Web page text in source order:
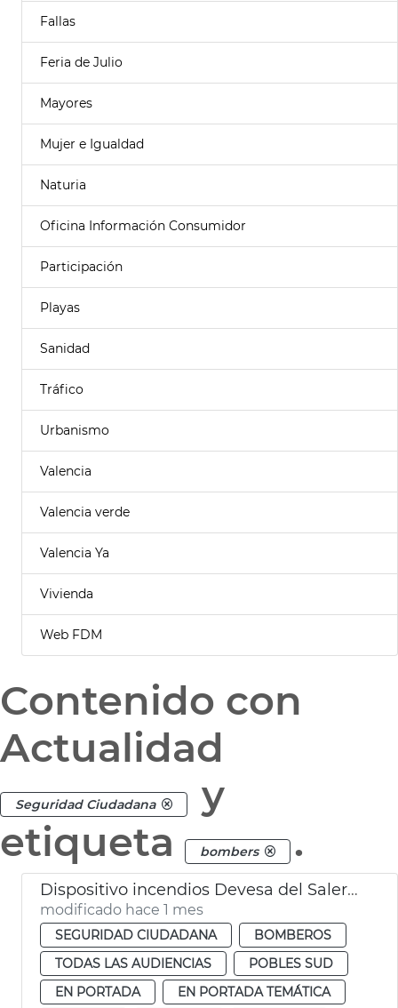
Fallas
Feria de Julio
Mayores
Mujer e Igualdad
Naturia
Oficina Información Consumidor
Participación
Playas
Sanidad
Tráfico
Urbanismo
Valencia
Valencia verde
Valencia Ya
Vivienda
Web FDM
Contenido con
Actualidad
Seguridad Ciudadana
y
etiqueta
bombers .
Dispositivo incendios Devesa del Saler València
modificado hace 1 mes
SEGURIDAD CIUDADANA
BOMBEROS
TODAS LAS AUDIENCIAS
POBLES SUD
EN PORTADA
EN PORTADA TEMÁTICA